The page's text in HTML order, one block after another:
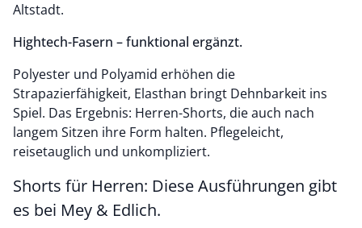
Altstadt.
Hightech-Fasern – funktional ergänzt.
Polyester und Polyamid erhöhen die
Strapazierfähigkeit, Elasthan bringt Dehnbarkeit ins
Spiel. Das Ergebnis: Herren-Shorts, die auch nach
langem Sitzen ihre Form halten. Pflegeleicht,
reisetauglich und unkompliziert.
Shorts für Herren: Diese Ausführungen gibt
es bei Mey & Edlich.